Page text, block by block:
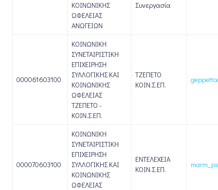
ΚΟΙΝΩΝΙΚΗΣ
ΩΦΕΛΕΙΑΣ
ΑΝΩΓΕΙΩΝ
Συνεργασία
000061603100
ΚΟΙΝΩΝΙΚΗ
ΣΥΝΕΤΑΙΡΙΣΤΙΚΗ
ΕΠΙΧΕΙΡΗΣΗ
ΣΥΛΛΟΓΙΚΗΣ ΚΑΙ
ΚΟΙΝΩΝΙΚΗΣ
ΩΦΕΛΕΙΑΣ
ΤΖΕΠΕΤΟ -
ΚΟΙΝ.Σ.ΕΠ.
ΤΖΕΠΕΤΟ
ΚΟΙΝ.Σ.ΕΠ.
000070603100
ΚΟΙΝΩΝΙΚΗ
ΣΥΝΕΤΑΙΡΙΣΤΙΚΗ
ΕΠΙΧΕΙΡΗΣΗ
ΣΥΛΛΟΓΙΚΗΣ ΚΑΙ
ΚΟΙΝΩΝΙΚΗΣ
ΩΦΕΛΕΙΑΣ
ΕΝΤΕΛΕΧΕΙΑ
ΚΟΙΝ.Σ.ΕΠ.